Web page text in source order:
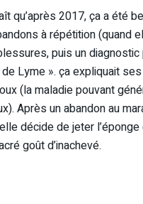
qu’après 2017, ça a été
à répétition (quand
puis un
Lyme ». ça expliquait
(la maladie pouvant
Après un abandon au
décide de jeter
goût d’inachevé.